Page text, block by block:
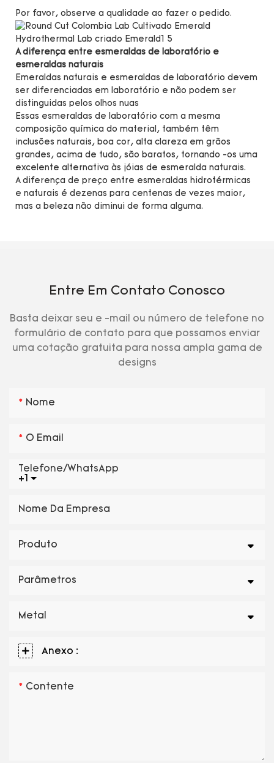
Por favor, observe a qualidade ao fazer o pedido.
A diferença entre esmeraldas de laboratório e
esmeraldas naturais
Emeraldas naturais e esmeraldas de laboratório devem
ser diferenciadas em laboratório e não podem ser
distinguidas pelos olhos nuas
Essas esmeraldas de laboratório com a mesma
composição química do material, também têm
inclusões naturais, boa cor, alta clareza em grãos
grandes, acima de tudo, são baratos, tornando -os uma
excelente alternativa às jóias de esmeralda naturais.
A diferença de preço entre esmeraldas hidrotérmicas
e naturais é dezenas para centenas de vezes maior,
mas a beleza não diminui de forma alguma.
Entre Em Contato Conosco
Basta deixar seu e -mail ou número de telefone no
formulário de contato para que possamos enviar
uma cotação gratuita para nossa ampla gama de
designs
Nome
O Email
+1
Telefone/WhatsApp
Nome Da Empresa
Produto
Parâmetros
Metal
Anexo :
Contente